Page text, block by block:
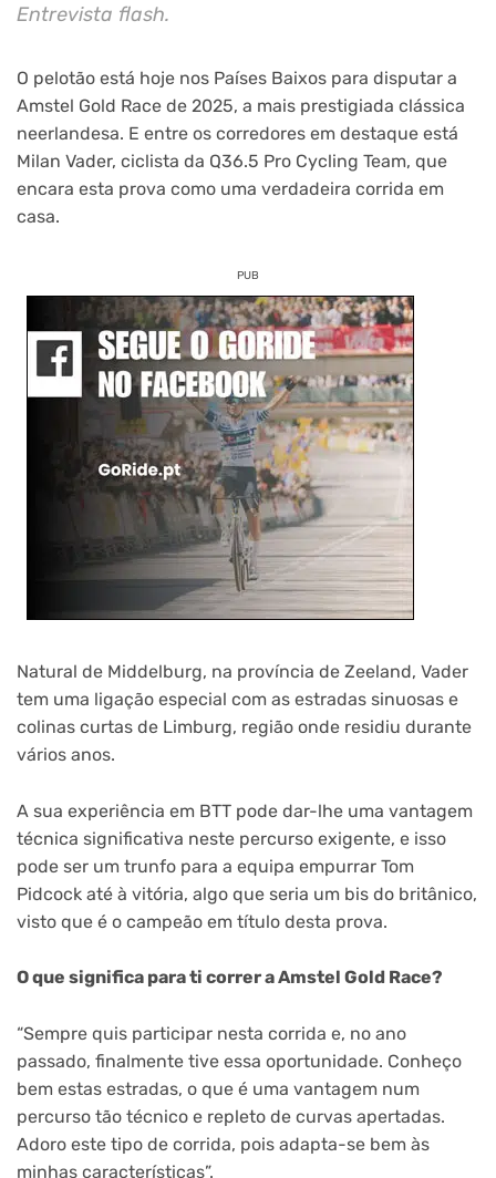
Entrevista flash.
O pelotão está hoje nos Países Baixos para disputar a
Amstel Gold Race de 2025, a mais prestigiada clássica
neerlandesa. E entre os corredores em destaque está
Milan Vader, ciclista da Q36.5 Pro Cycling Team, que
encara esta prova como uma verdadeira corrida em
casa.
PUB
Natural de Middelburg, na província de Zeeland, Vader
tem uma ligação especial com as estradas sinuosas e
colinas curtas de Limburg, região onde residiu durante
vários anos.
A sua experiência em BTT pode dar-lhe uma vantagem
técnica significativa neste percurso exigente, e isso
pode ser um trunfo para a equipa empurrar Tom
Pidcock até à vitória, algo que seria um bis do britânico,
visto que é o campeão em título desta prova.
O que significa para ti correr a Amstel Gold Race?
“Sempre quis participar nesta corrida e, no ano
passado, finalmente tive essa oportunidade. Conheço
bem estas estradas, o que é uma vantagem num
percurso tão técnico e repleto de curvas apertadas.
Adoro este tipo de corrida, pois adapta-se bem às
minhas características”.